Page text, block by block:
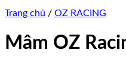
Trang chủ / OZ RACING
Mâm OZ